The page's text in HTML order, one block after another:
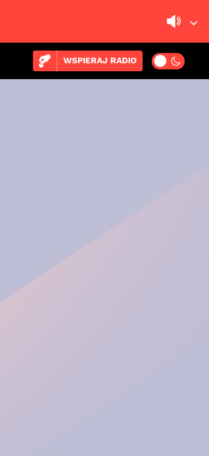
WSPIERAJ RADIO